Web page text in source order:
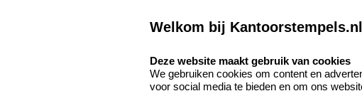
Bedrijfsgegevens
Extra informatie
Onze vacatures
Welkom bij Kantoorstempels.nl
Deze website maakt gebruik van cookies
We gebruiken cookies om content en
voor social media te bieden en om ons